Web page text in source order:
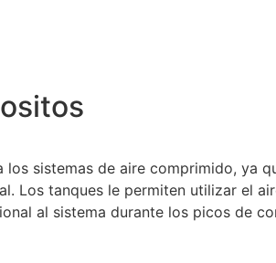
sistemas de aire comprimido, ya
Los tanques le permiten utilizar el
al sistema durante los picos de